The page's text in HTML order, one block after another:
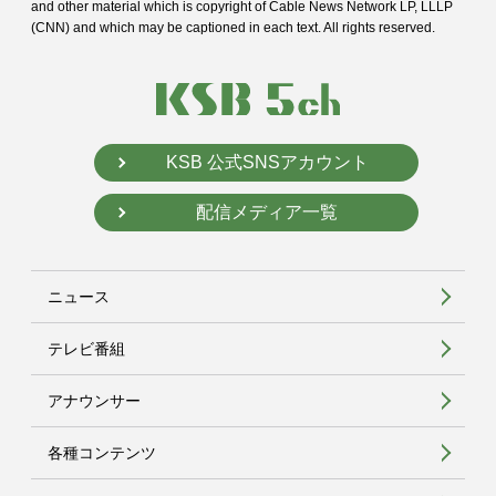
and other material which is copyright of Cable News Network LP, LLLP
(CNN) and which may be captioned in each text. All rights reserved.
KSB 公式SNSアカウント
配信メディア一覧
ニュース
テレビ番組
アナウンサー
各種コンテンツ